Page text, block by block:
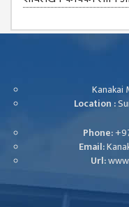
Kanakai
Location :
Phone:
Email:
Url: